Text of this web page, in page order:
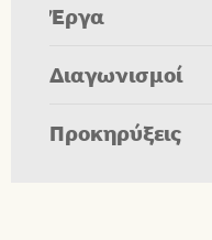
Έργα
Διαγωνισμοί
Προκηρύξεις